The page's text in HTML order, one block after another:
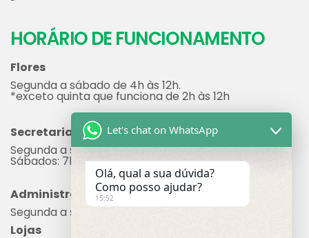
HORÁRIO DE FUNCIONAMENTO
Flores
Segunda a sábado de 4h às 12h.
*exceto quinta que funciona de 2h às 12h
Secretaria
Segunda a sexta: 7h às 17h
Sábados: 7h às 12h
Administração
Segunda a sexta: 8h às 17h
Lojas
Let's chat on WhatsApp
Olá, qual a sua dúvida?
Como posso ajudar?
15:52